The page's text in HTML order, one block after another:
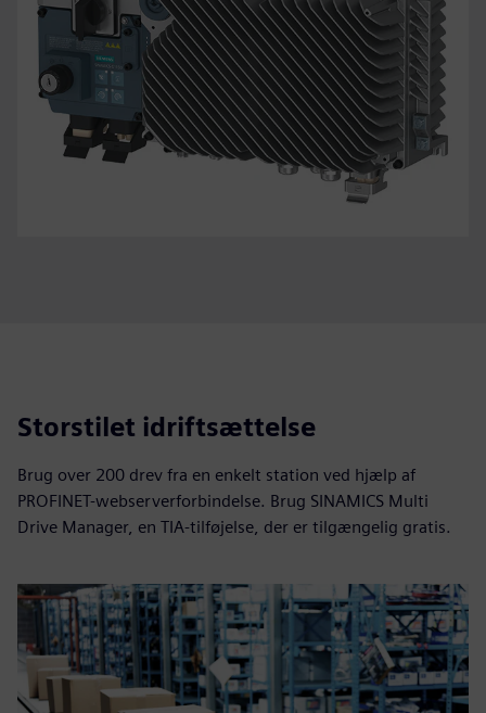
Storstilet idriftsættelse
Brug over 200 drev fra en enkelt station ved hjælp af
PROFINET-webserverforbindelse. Brug SINAMICS Multi
Drive Manager, en TIA-tilføjelse, der er tilgængelig gratis.